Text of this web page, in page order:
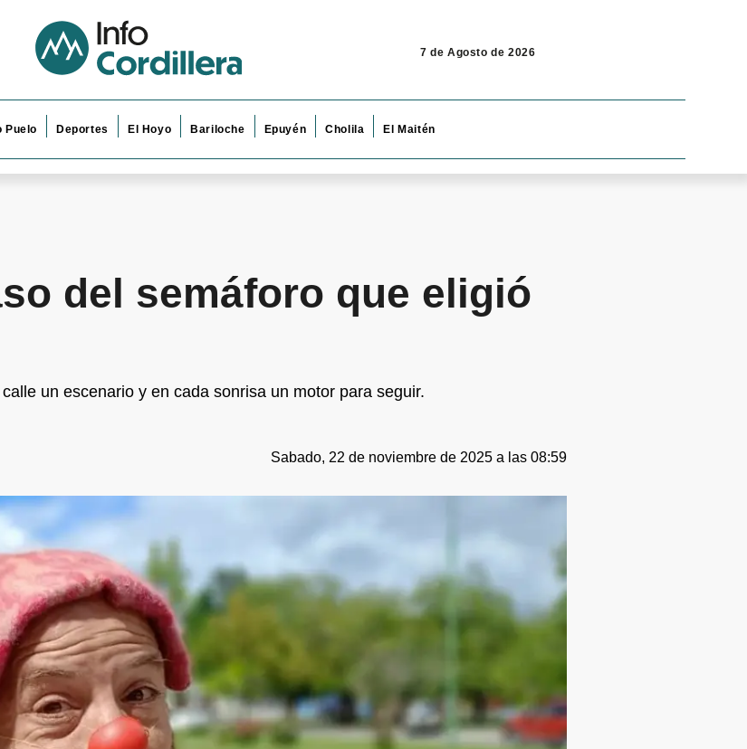
7 de Agosto de 2026
Puelo Deportes El Hoyo Bariloche Epuyén Cholila El Maitén
del semáforo que eligió
un escenario y en cada sonrisa un motor para seguir.
Sabado, 22 de noviembre de 2025 a las 08:59